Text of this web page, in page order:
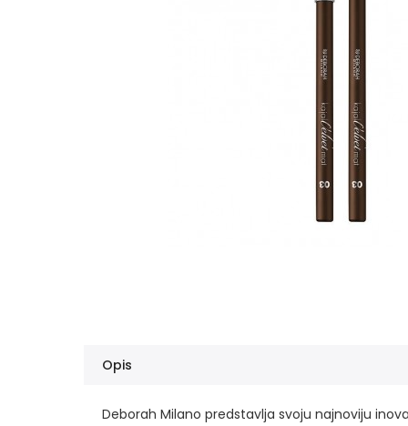
Opis
Deborah Milano predstavlja svoju najnoviju